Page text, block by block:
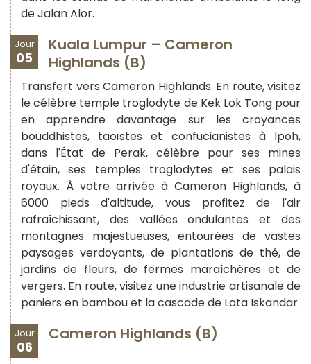
de Jalan Alor.
Jour
05
Kuala Lumpur – Cameron
Highlands (B)
Transfert vers Cameron Highlands. En route, visitez
le célèbre temple troglodyte de Kek Lok Tong pour
en apprendre davantage sur les croyances
bouddhistes, taoïstes et confucianistes à Ipoh,
dans l'État de Perak, célèbre pour ses mines
d'étain, ses temples troglodytes et ses palais
royaux. À votre arrivée à Cameron Highlands, à
6000 pieds d'altitude, vous profitez de l'air
rafraîchissant, des vallées ondulantes et des
montagnes majestueuses, entourées de vastes
paysages verdoyants, de plantations de thé, de
jardins de fleurs, de fermes maraîchères et de
vergers. En route, visitez une industrie artisanale de
paniers en bambou et la cascade de Lata Iskandar.
Jour
06
Cameron Highlands (B)